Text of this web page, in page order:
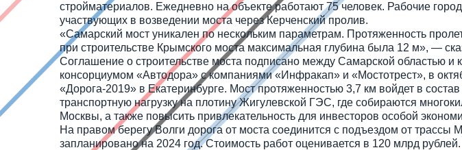
стройматериалов. Ежедневно на объекте работают 75 человек. Рабочие
участвующих в возведении моста через Керченский пролив.
«Самарский мост уникален по нескольким параметрам. Протяженность
при строительстве Крымского моста максимальная глубина была 12 м», —
Соглашение о строительстве моста подписано между Самарской областью
консорциумом «Автодора» с компаниями «Инфракап» и «Мостотрест», в
«Дорога-2019» в Екатеринбурге. Мост протяженностью 3,7 км войдет в
транспортную нагрузку на плотину Жигулевской ГЭС, где собираются
Москвы, а также повысить привлекательность для инвесторов особой
На правом берегу Волги дорога от моста соединится с подъездом от
запланировано на 2024 год. Стоимость работ оценивается в 120 млрд рублей.